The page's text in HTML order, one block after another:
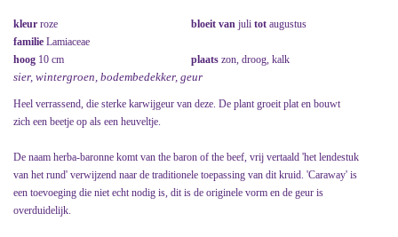
kleur roze bloeit van juli tot augustus
familie Lamiaceae
hoog 10 cm plaats zon, droog, kalk
sier, wintergroen, bodembedekker, geur
Heel verrassend, die sterke karwijgeur van deze. De plant groeit plat en bouwt
zich een beetje op als een heuveltje.
De naam herba-baronne komt van the baron of the beef, vrij vertaald 'het lendestuk
van het rund' verwijzend naar de traditionele toepassing van dit kruid. 'Caraway' is
een toevoeging die niet echt nodig is, dit is de originele vorm en de geur is
overduidelijk.